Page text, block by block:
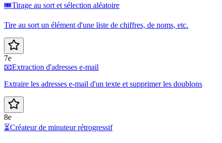
🎟️Tirage au sort et sélection aléatoire
Tire au sort un élément d'une liste de chiffres, de noms, etc.
7e
📧Extraction d'adresses e-mail
Extraire les adresses e-mail d'un texte et supprimer les doublons
8e
⏳Créateur de minuteur rétrogressif